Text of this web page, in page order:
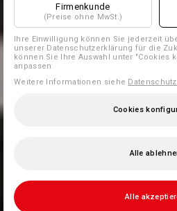
Firmenkunde
(Preise ohne MwSt.)
Ihre Einwilligung können Sie jederzeit
unserer Datenschutzerklärung für die
können Sie Ihre Auswahl unter "Cookies
anpassen
Weitere Informationen siehe
Cookies
Alle
Alle